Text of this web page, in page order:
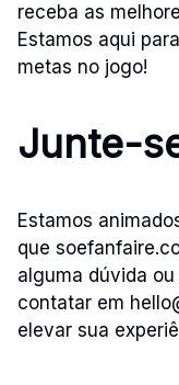
receba as
Estamos aqui
metas no jogo!
Junte-
Estamos
que
alguma dúvida
contatar em
elevar sua